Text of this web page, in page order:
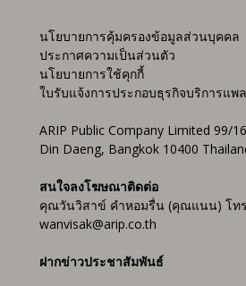
นโยบายการคุ้มครองข้อมูลส่วนบุคคล
ประกาศความเป็นส่วนตัว
นโยบายการใช้คุกกี้
ใบรับแจ้งการประกอบธุรกิจบริการแ
ARIP Public Company Limited 99/
Din Daeng, Bangkok 10400
สนใจลงโฆษณาติดต่อ
คุณวันวิสาข์ คำหอมรื่น (คุณแนน) โทร
wanvisak@arip.co.th
ฝากข่าวประชาสัมพันธ์